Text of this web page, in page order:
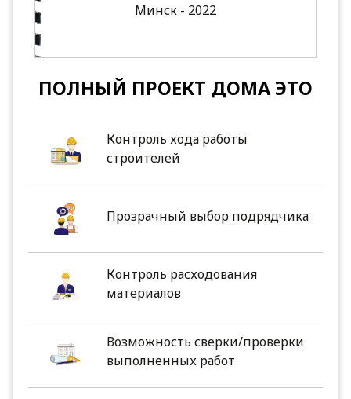
Минск - 2022
ПОЛНЫЙ ПРОЕКТ ДОМА ЭТО
Контроль хода работы
строителей
Прозрачный выбор подрядчика
Контроль расходования
материалов
Возможность сверки/проверки
выполненных работ